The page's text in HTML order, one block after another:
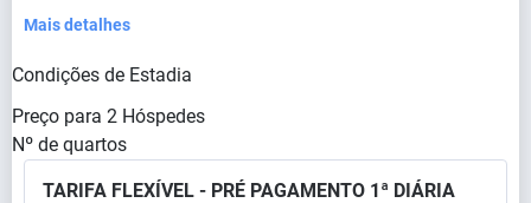
Mais detalhes
Condições de Estadia
Preço para 2 Hóspedes
Nº de quartos
TARIFA FLEXÍVEL - PRÉ PAGAMENTO 1ª DIÁRIA